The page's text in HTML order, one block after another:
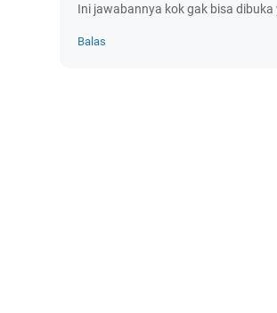
Ini jawabannya kok gak bisa dibuka
Balas